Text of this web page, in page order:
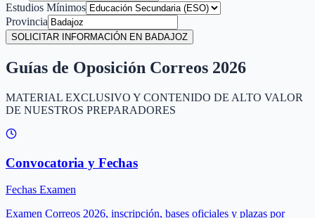
Estudios Mínimos
Provincia
SOLICITAR INFORMACIÓN EN BADAJOZ
Guías de Oposición Correos 2026
MATERIAL EXCLUSIVO Y CONTENIDO DE ALTO VALOR
DE NUESTROS PREPARADORES
Convocatoria y Fechas
Fechas Examen
Examen Correos 2026, inscripción, bases oficiales y plazas por